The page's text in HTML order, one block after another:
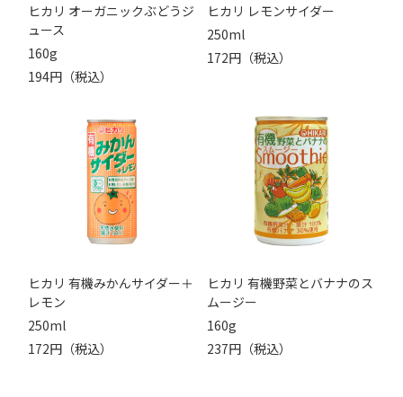
ヒカリ オーガニックぶどうジ
ュース
160g
194円（税込）
ヒカリ レモンサイダー
250ml
172円（税込）
ヒカリ 有機みかんサイダー＋
レモン
250ml
172円（税込）
ヒカリ 有機野菜とバナナのス
ムージー
160g
237円（税込）